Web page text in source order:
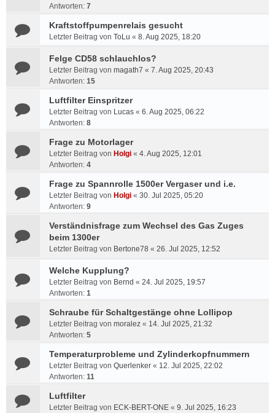
Antworten: 7
Kraftstoffpumpenrelais gesucht
Letzter Beitrag von ToLu « 8. Aug 2025, 18:20
Felge CD58 schlauchlos?
Letzter Beitrag von magath7 « 7. Aug 2025, 20:43
Antworten: 15
Luftfilter Einspritzer
Letzter Beitrag von Lucas « 6. Aug 2025, 06:22
Antworten: 8
Frage zu Motorlager
Letzter Beitrag von Holgi « 4. Aug 2025, 12:01
Antworten: 4
Frage zu Spannrolle 1500er Vergaser und i.e.
Letzter Beitrag von Holgi « 30. Jul 2025, 05:20
Antworten: 9
Verständnisfrage zum Wechsel des Gas Zuges
beim 1300er
Letzter Beitrag von Bertone78 « 26. Jul 2025, 12:52
Welche Kupplung?
Letzter Beitrag von Bernd « 24. Jul 2025, 19:57
Antworten: 1
Schraube für Schaltgestänge ohne Lollipop
Letzter Beitrag von moralez « 14. Jul 2025, 21:32
Antworten: 5
Temperaturprobleme und Zylinderkopfnummern
Letzter Beitrag von Querlenker « 12. Jul 2025, 22:02
Antworten: 11
Luftfilter
Letzter Beitrag von ECK-BERT-ONE « 9. Jul 2025, 16:23